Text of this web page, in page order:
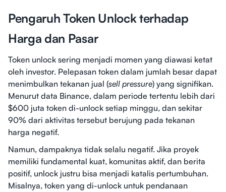
Pengaruh Token Unlock terhadap
Harga dan Pasar
Token unlock sering menjadi momen yang diawasi ketat
oleh investor. Pelepasan token dalam jumlah besar dapat
menimbulkan tekanan jual (sell pressure) yang signifikan.
Menurut data Binance, dalam periode tertentu lebih dari
$600 juta token di-unlock setiap minggu, dan sekitar
90% dari aktivitas tersebut berujung pada tekanan
harga negatif.
Namun, dampaknya tidak selalu negatif. Jika proyek
memiliki fundamental kuat, komunitas aktif, dan berita
positif, unlock justru bisa menjadi katalis pertumbuhan.
Misalnya, token yang di-unlock untuk pendanaan